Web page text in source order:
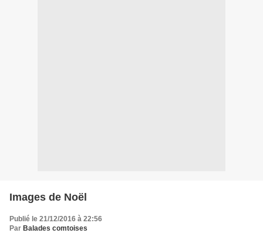
Images de Noël
Publié le 21/12/2016 à 22:56
Par Balades comtoises